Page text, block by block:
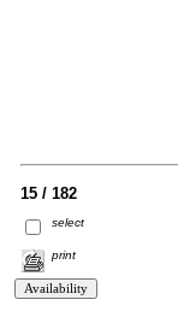
15 / 182
select
print